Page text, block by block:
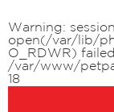
Warning :
open(/var/lib/
O_RDWR)
/var/www/
18